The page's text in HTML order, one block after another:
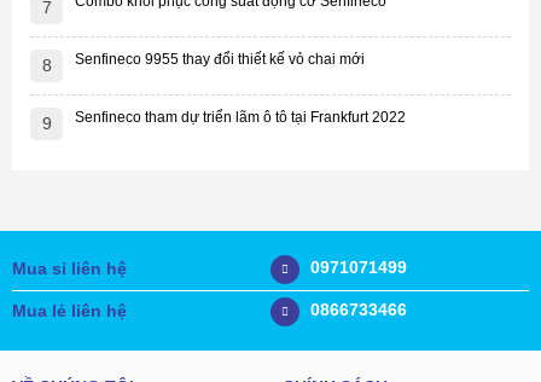
7
8 Senfineco 9955 thay đổi thiết kế vỏ chai mới
9 Senfineco tham dự triển lãm ô tô tại Frankfurt 2022
Mua sỉ liên hệ 0971071499
Mua lẻ liên hệ 0866733466